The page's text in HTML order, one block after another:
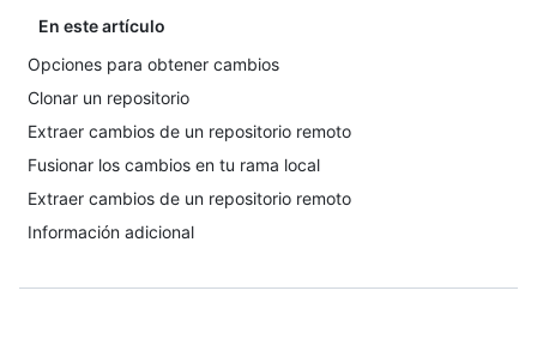
En este artículo
Opciones para obtener cambios
Clonar un repositorio
Extraer cambios de un repositorio remoto
Fusionar los cambios en tu rama local
Extraer cambios de un repositorio remoto
Información adicional